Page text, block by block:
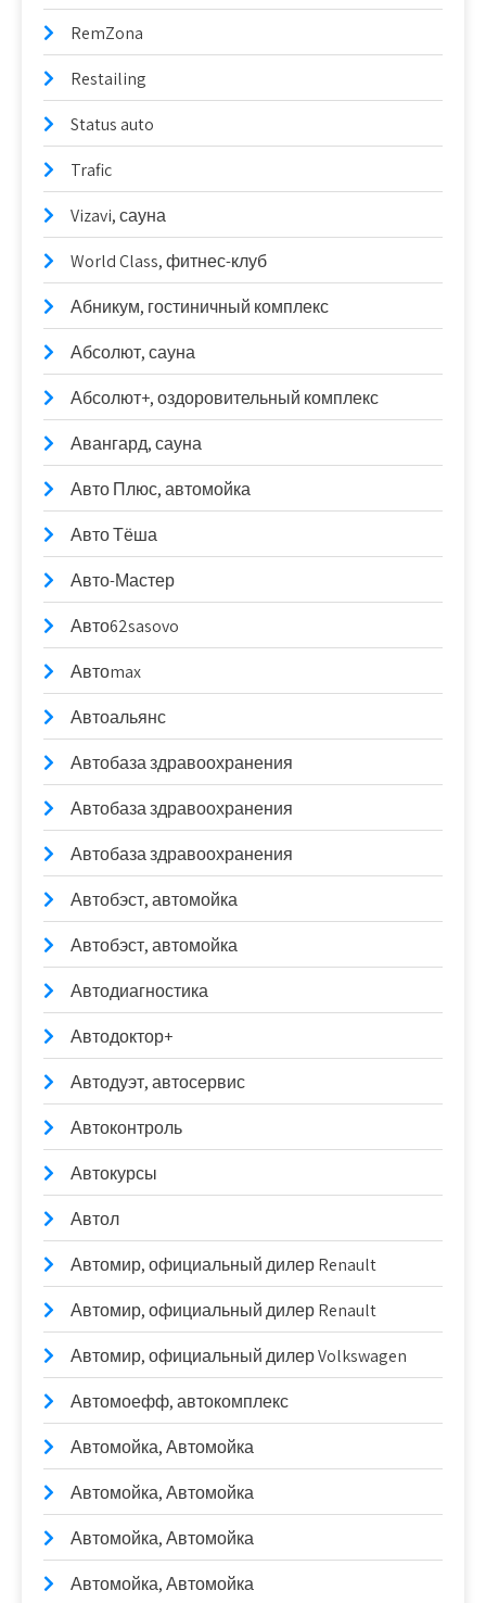
RemZona
Restailing
Status auto
Trafic
Vizavi, сауна
World Class, фитнес-клуб
Абникум, гостиничный комплекс
Абсолют, сауна
Абсолют+, оздоровительный комплекс
Авангард, сауна
Авто Плюс, автомойка
Авто Тёша
Авто-Мастер
Авто62sasovo
Автоmax
Автоальянс
Автобаза здравоохранения
Автобаза здравоохранения
Автобаза здравоохранения
Автобэст, автомойка
Автобэст, автомойка
Автодиагностика
Автодоктор+
Автодуэт, автосервис
Автоконтроль
Автокурсы
Автол
Автомир, официальный дилер Renault
Автомир, официальный дилер Renault
Автомир, официальный дилер Volkswagen
Автомоефф, автокомплекс
Автомойка, Автомойка
Автомойка, Автомойка
Автомойка, Автомойка
Автомойка, Автомойка